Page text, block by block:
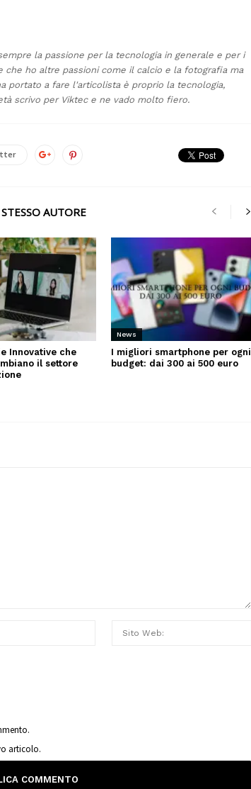
la passione per la tecnologia in generale e per i
che ho altre passioni come il calcio e la fotografia ma
portato a fare l'articolista è proprio la tecnologia,
scrivo per Viktec e ne vado molto fiero.
AUTORE
Innovative che
il settore
News
I migliori smartphone per ogni
budget: dai 300 ai 500 euro
articolo.